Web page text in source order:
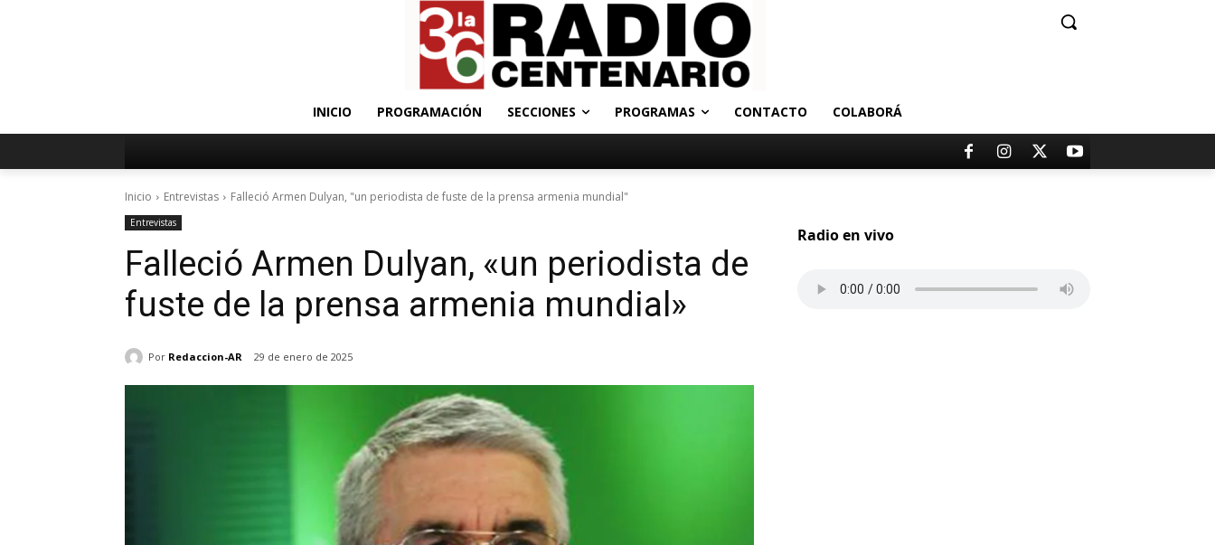
INICIO PROGRAMACIÓN SECCIONES PROGRAMAS CONTACTO COLABORÁ
Inicio Entrevistas Falleció Armen Dulyan, "un periodista de fuste de la prensa armenia mundial"
Entrevistas
Falleció Armen Dulyan, «un periodista de
fuste de la prensa armenia mundial»
Por Redaccion-AR 29 de enero de 2025
Radio en vivo